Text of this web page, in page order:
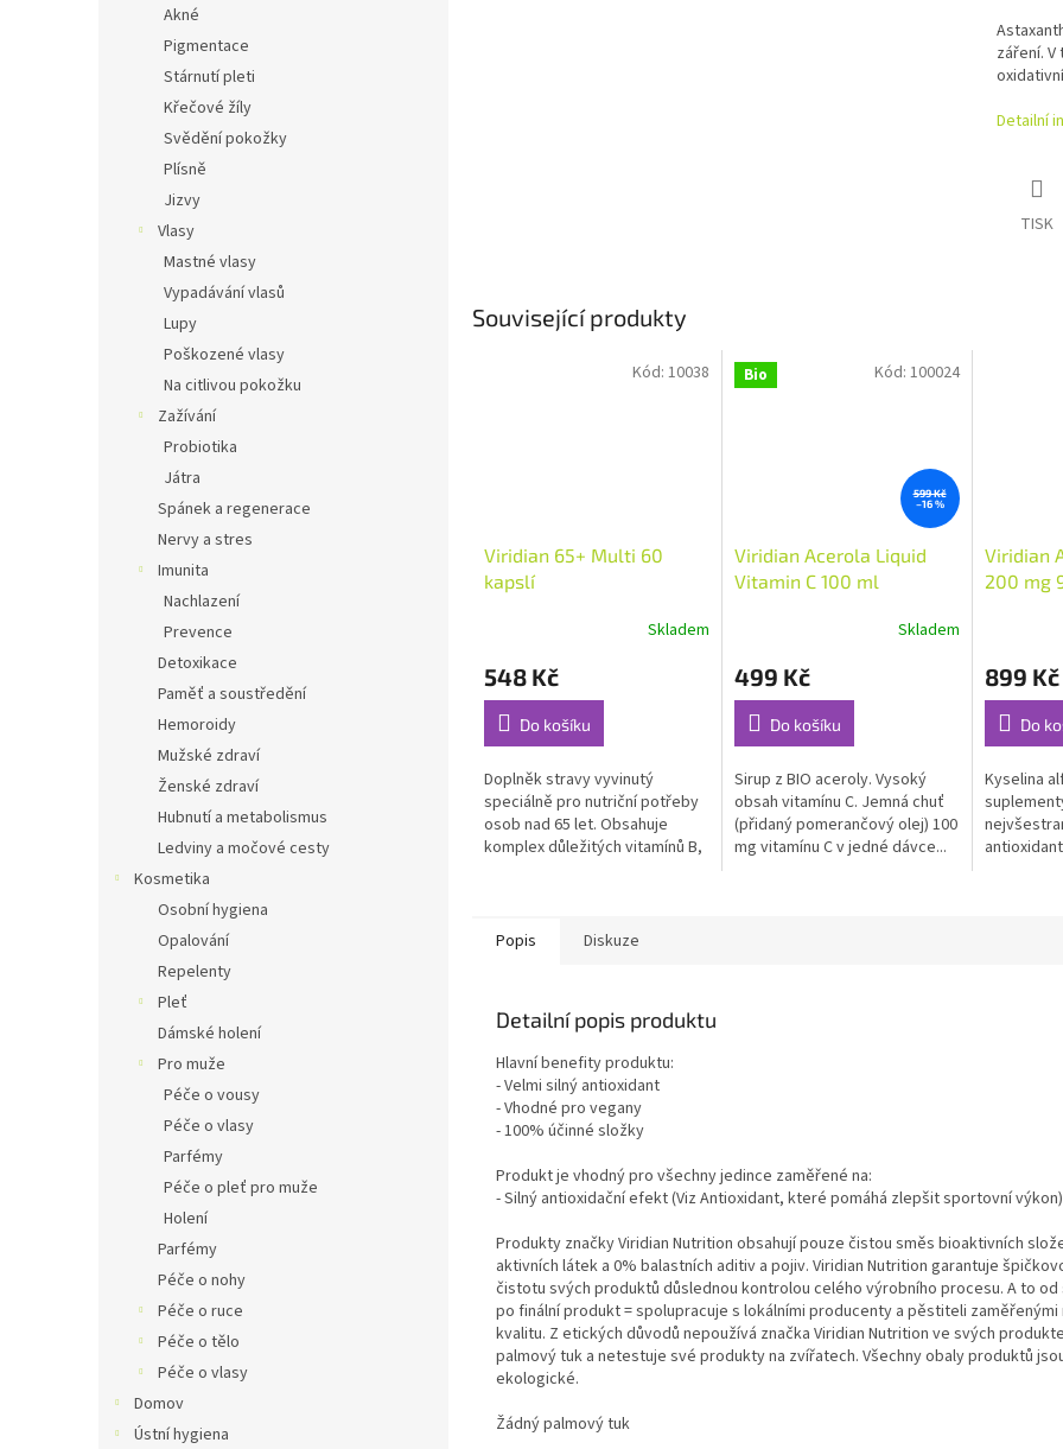
Akné
Pigmentace
Stárnutí pleti
Křečové žíly
Svědění pokožky
Plísně
Jizvy
Vlasy
Mastné vlasy
Vypadávání vlasů
Lupy
Poškozené vlasy
Na citlivou pokožku
Zažívání
Probiotika
Játra
Spánek a regenerace
Nervy a stres
Imunita
Nachlazení
Prevence
Detoxikace
Paměť a soustředění
Hemoroidy
Mužské zdraví
Ženské zdraví
Hubnutí a metabolismus
Ledviny a močové cesty
Kosmetika
Osobní hygiena
Opalování
Repelenty
Pleť
Dámské holení
Pro muže
Péče o vousy
Péče o vlasy
Parfémy
Péče o pleť pro muže
Holení
Parfémy
Péče o nohy
Péče o ruce
Péče o tělo
Péče o vlasy
Domov
Ústní hygiena
záření.
Detailní
TISK
Související produkty
Viridian 65+ Multi 60
kapslí
produktu
je
5,0
z
5
hvězdiček.
Skladem
548 Kč
Do košíku
Doplněk stravy vyvinutý
speciálně pro nutriční potřeby
osob nad 65 let. Obsahuje
komplex důležitých vitamínů B,
Kód: 10038 Bio
599 Kč
–16 %
Viridian Acerola Liquid
Vitamin C 100 ml
produktu
je
5,0
z
5
hvězdiček.
Skladem
499 Kč
Do košíku
Sirup z BIO aceroly. Vysoký
obsah vitamínu C. Jemná chuť
(přidaný pomerančový olej) 100
mg vitamínu C v jedné dávce...
Kód: 100024
Viridian
200 mg
produktu
je
5,0
z
5
hvězdiček.
899 Kč
Do
Kyselina
Popis Diskuze
Detailní popis produktu
Hlavní benefity produktu:
- Velmi silný antioxidant
- Vhodné pro vegany
- 100% účinné složky
Produkt je vhodný pro všechny jedince zaměřené na:
- Silný antioxidační efekt (Viz Antioxidant, které pomáhá zlepšit sportovní
Produkty značky Viridian Nutrition obsahují pouze čistou směs bioaktivních
aktivních látek a 0% balastních aditiv a pojiv. Viridian Nutrition garantuje
čistotu svých produktů důslednou kontrolou celého výrobního procesu. A to od
po finální produkt = spolupracuje s lokálními producenty a pěstiteli zaměřenými
kvalitu. Z etických důvodů nepoužívá značka Viridian Nutrition ve svých
palmový tuk a netestuje své produkty na zvířatech. Všechny obaly produktů
ekologické.
Žádný palmový tuk